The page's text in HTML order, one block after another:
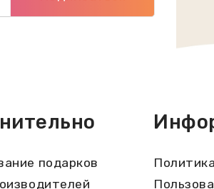
подарков